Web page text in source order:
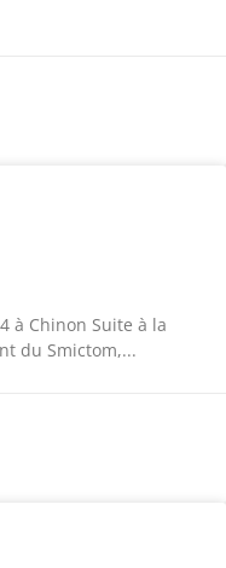
à Chinon Suite à la
du Smictom,...